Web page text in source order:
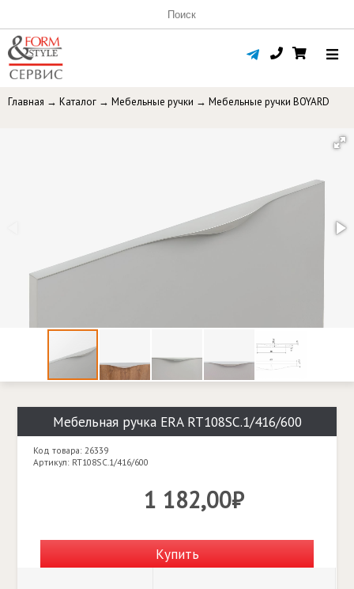
Главная → Каталог → Мебельные ручки → Мебельные ручки BOYARD
Мебельная ручка ERA RT108SC.1/416/600
Код товара: 26339
Артикул: RT108SC.1/416/600
1 182,00₽
Купить